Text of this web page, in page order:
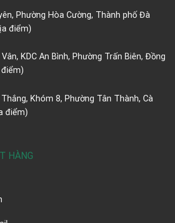
Phường Hòa Cường, Thành phố Đà
điểm)
KDC An Bình, Phường Trấn Biên, Đồng
Khóm 8, Phường Tân Thành, Cà
điểm)
HÀNG